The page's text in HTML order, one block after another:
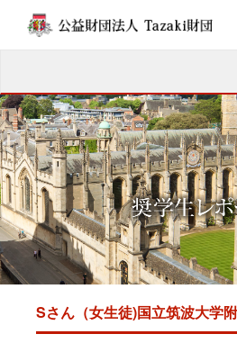
Sさん（女生徒)国立筑波大学